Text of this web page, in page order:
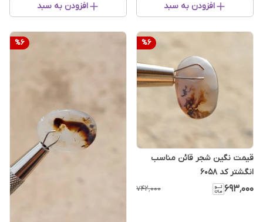
افزودن به سبد افزودن به سبد
%6
قیمت نگین شجر قائن مناسب
انگشتر کد ۶۰۵۸
۶۹۳٬۰۰۰ ۷۴۲٬۰۰۰
%6